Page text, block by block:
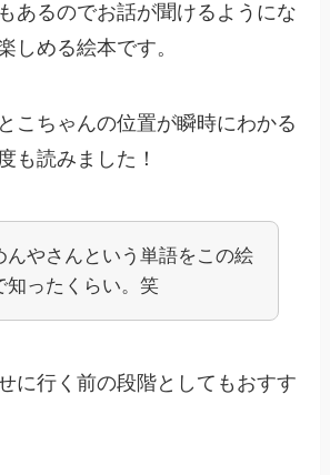
あるのでお話が聞けるようにな
しめる絵本です。
こちゃんの位置が瞬時にわかる
も読みました！
んやさんという単語をこの絵
知ったくらい。笑
に行く前の段階としてもおすす